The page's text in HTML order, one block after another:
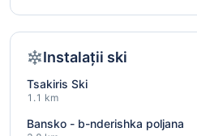
Instalații ski
Tsakiris Ski
1.1 km
Bansko - b-nderishka poljana